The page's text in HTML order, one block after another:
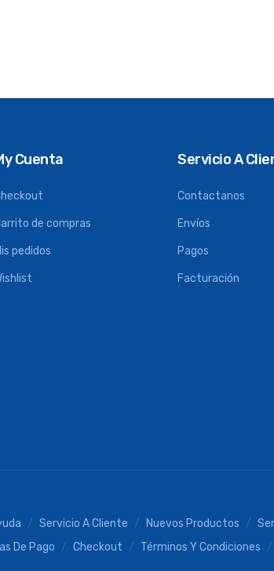
Cuenta
de compras
pedidos
Servicio A
Contactanos
Envíos
Pagos
Facturación
Servicio A Cliente Nuevos Productos
De Pago Checkout Términos Y Condiciones